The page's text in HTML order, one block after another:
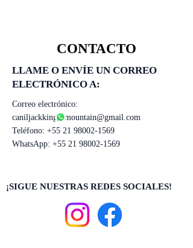
CONTACTO
LLAME O ENVÍE UN CORREO
ELECTRÓNICO A:
Correo electrónico:
caniljackkingofmountain@gmail.com
Teléfono: +55 21 98002-1569
WhatsApp: +55 21 98002-1569
¡SIGUE NUESTRAS REDES SOCIALES!